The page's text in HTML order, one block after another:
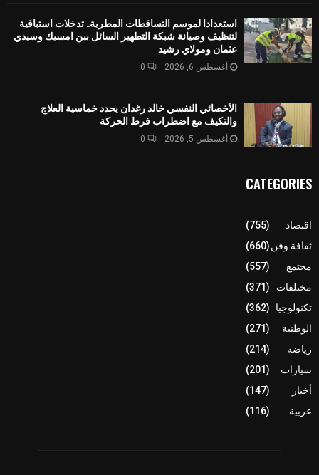
استعدادا لموسم التساقطات المطرية.. تدخلات استباقية
لتنظيف وصيانة شبكة التطهير السائل ببن امسيك وسيدي
عثمان ومولاي رشيد
أغسطس 6, 2026 0
الأخصائي النفسي خالد رغدان يحدد خماسية العلاج
والتكيف مع اضطراب فرط الحركة
أغسطس 5, 2026 0
CATEGORIES
اقتصاد
(755)
ثقافة وفن(660)
مجتمع
(557)
مختلفات
(371)
تكنولوجيا
(362)
الوطنية
(271)
رياضة
(214)
سيارات
(201)
أخبار
(147)
عربية
(116)